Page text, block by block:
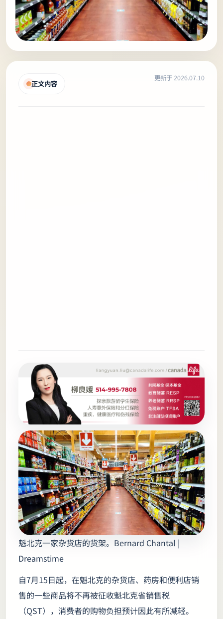
正文内容
更新于 2026.07.10
魁北克一家杂货店的货架。Bernard Chantal |
Dreamstime
自7月15日起，在魁北克的杂货店、药房和便利店销
售的一些商品将不再被征收魁北克省销售税
（QST），消费者的购物负担预计因此有所减轻。